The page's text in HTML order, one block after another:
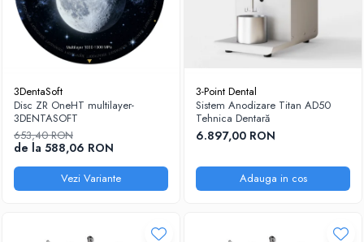
3DentaSoft
Disc ZR OneHT multilayer-
3DENTASOFT
653,40 RON
de la 588,06 RON
Vezi Variante
3-Point Dental
Sistem Anodizare Titan AD50
Tehnica Dentară
6.897,00 RON
Adauga in cos